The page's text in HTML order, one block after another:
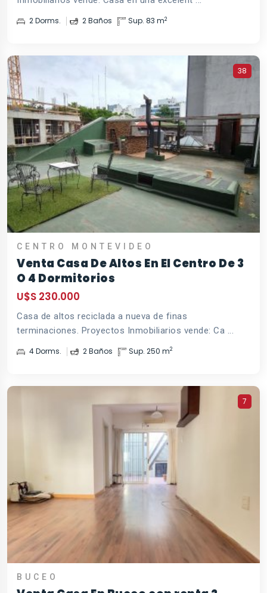
2 Dorms. 2 Baños Sup. 83 m2
38
CENTRO MONTEVIDEO
Venta Casa De Altos En El Centro De 3
O 4 Dormitorios
U$S 230.000
Casa de altos reciclada a nueva de finas
terminaciones. Proyectos Inmobiliarios vende: Ca ...
4 Dorms. 2 Baños Sup. 250 m2
7
BUCEO